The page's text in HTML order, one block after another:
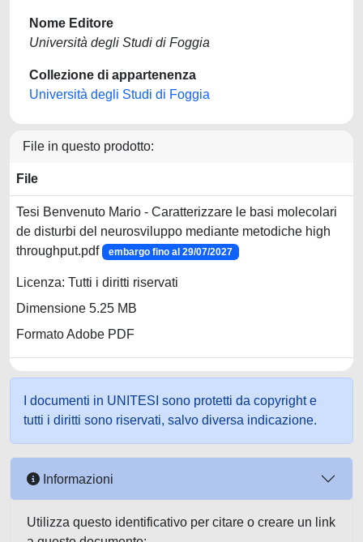
Nome Editore
Università degli Studi di Foggia
Collezione di appartenenza
Università degli Studi di Foggia
File in questo prodotto:
File
Tesi Benvenuto Mario - Caratterizzare le basi molecolari
de disturbi del neurosviluppo mediante metodiche high
throughput.pdf
embargo fino al 29/07/2027
Licenza: Tutti i diritti riservati
Dimensione 5.25 MB
Formato Adobe PDF
I documenti in UNITESI sono protetti da copyright e
tutti i diritti sono riservati, salvo diversa indicazione.
Informazioni
Utilizza questo identificativo per citare o creare un link